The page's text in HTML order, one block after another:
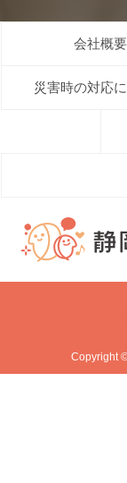
会社概要
災害時の対応
Copyright